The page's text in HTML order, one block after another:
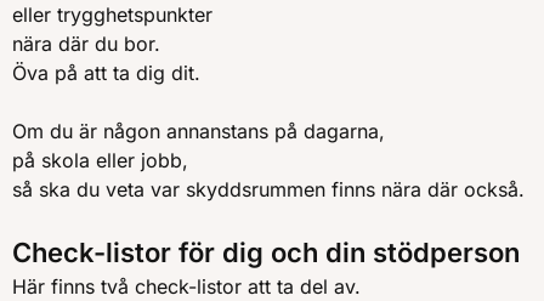
eller trygghetspunkter
nära där du bor.
Öva på att ta dig dit.
Om du är någon annanstans på dagarna,
på skola eller jobb,
så ska du veta var skyddsrummen finns nära där också.
Check-listor för dig och din stödperson
Här finns två check-listor att ta del av.